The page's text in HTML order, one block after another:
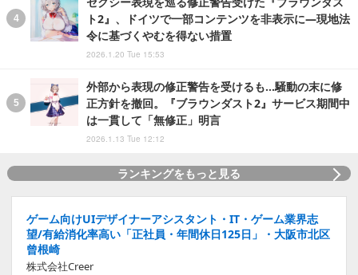
ト2』、ドイツで一部コンテンツを非表示に―現地法
令に基づくやむを得ない措置
2026.1.20 Tue 15:53
外部から表現の修正警告を受けるも…騒動の末に修
正方針を撤回。『ブラウンダスト2』サービス期間中
は一貫して「無修正」明言
2026.1.13 Tue 12:12
ランキングをもっと見る
ゲーム向けUIデザイナーアシスタント・IT・ゲーム業界志
望/有給消化率高い「正社員・年間休日125日」・大阪市北区
曾根崎
株式会社Creer